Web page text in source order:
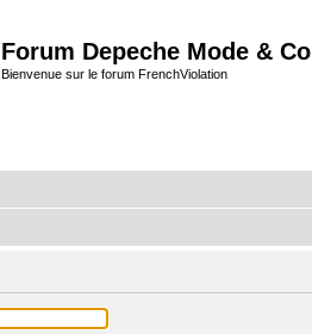
Forum Depeche Mode & Co
Bienvenue sur le forum FrenchViolation